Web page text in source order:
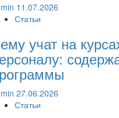
11.07.2026
Статьи
учат на
27.06.2026
Статьи